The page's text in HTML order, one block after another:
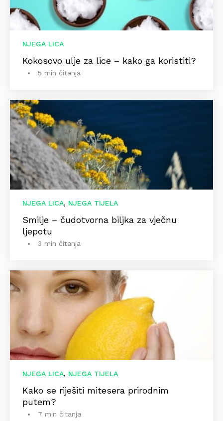
NJEGA LICA
Kokosovo ulje za lice – kako ga koristiti?
5 min čitanja
NJEGA LICA, NJEGA TIJELA
Smilje – čudotvorna biljka za vječnu
ljepotu
3 min čitanja
NJEGA LICA, NJEGA TIJELA
Kako se riješiti mitesera prirodnim
putem?
7 min čitanja